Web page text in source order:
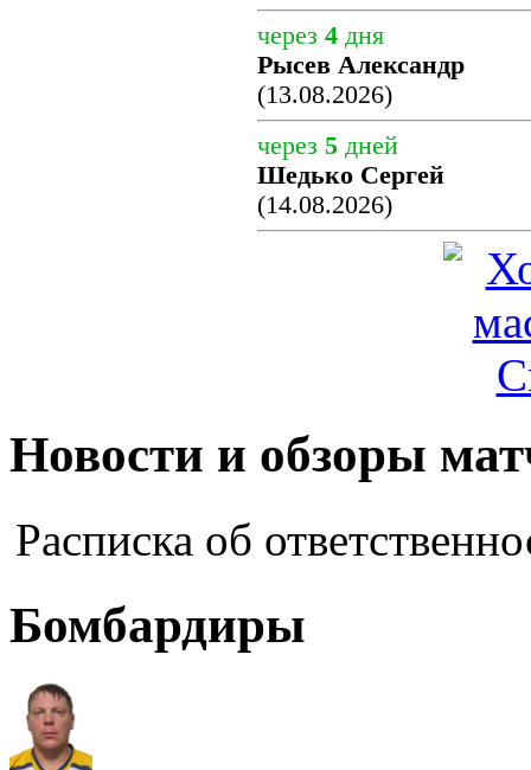
через 4 дня
Рысев Александр
(13.08.2026)
через 5 дней
Шедько Сергей
(14.08.2026)
Новости и обзоры
Расписка об
Бомбардиры